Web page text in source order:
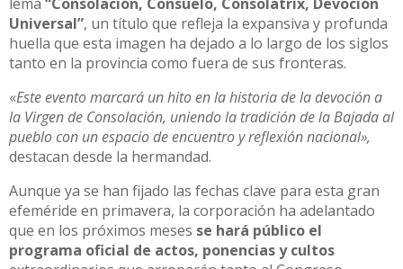
Universal”, un título que refleja la expansiva y profunda
huella que esta imagen ha dejado a lo largo de los siglos
tanto en la provincia como fuera de sus fronteras.
«Este evento marcará un hito en la historia de la devoción a
la Virgen de Consolación, uniendo la tradición de la Bajada al
pueblo con un espacio de encuentro y reflexión nacional»,
destacan desde la hermandad.
Aunque ya se han fijado las fechas clave para esta gran
efeméride en primavera, la corporación ha adelantado
que en los próximos meses se hará público el
programa oficial de actos, ponencias y cultos